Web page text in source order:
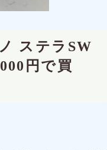
ステラSW
円で買